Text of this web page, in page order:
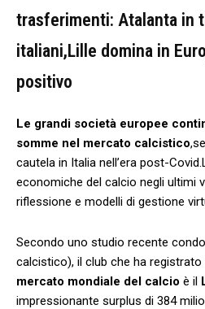
trasferimenti: Atalanta ⁤in
italiani,Lille domina in
positivo
Le grandi società europee
somme nel mercato calcistico
cautela in ⁣Italia nell’era post-
economiche del calcio negli ultimi‌
riflessione e modelli⁤ di⁣ gestione
Secondo ⁤uno studio ⁤recente
calcistico), il club‌ che‍ ha
mercato mondiale del calcio è il
impressionante surplus di 384